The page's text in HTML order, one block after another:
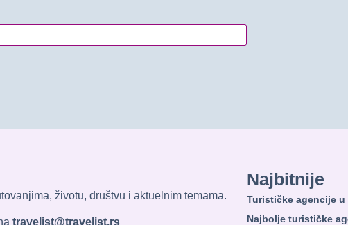
životu, društvu i aktuelnim temama.
travelist@travelist.rs
Najbitnije
Turističke agencije u
Najbolje turističke